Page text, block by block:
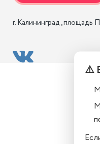
г. Калининград , площадь
⚠️